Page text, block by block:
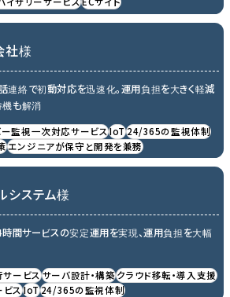
社様
連絡で初動対応を迅速化。運用負担を大きく軽減
機も解消
監視一次対応サービスIoT24/365の監視体制
エンジニアが保守と開発を兼務
システム様
間サービスの安定運用を実現、運用負担を大幅
ービスサーバ設計・構築クラウド移転・導入支援
ビスIoT24/365の監視体制